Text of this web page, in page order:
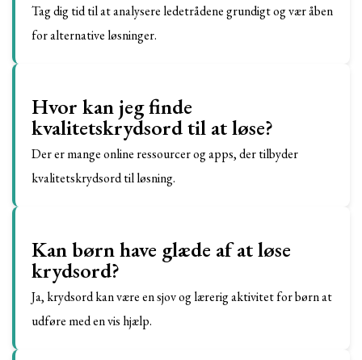
Tag dig tid til at analysere ledetrådene grundigt og vær åben
for alternative løsninger.
Hvor kan jeg finde
kvalitetskrydsord til at løse?
Der er mange online ressourcer og apps, der tilbyder
kvalitetskrydsord til løsning.
Kan børn have glæde af at løse
krydsord?
Ja, krydsord kan være en sjov og lærerig aktivitet for børn at
udføre med en vis hjælp.